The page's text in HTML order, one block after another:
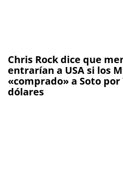
Chris Rock dice que
entrarían a USA si los
«comprado» a Soto
dólares